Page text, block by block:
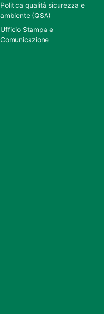
Politica qualità sicurezza e
ambiente (QSA)
Ufficio Stampa e
Comunicazione